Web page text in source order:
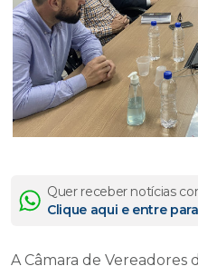
Quer receber notícias
Clique aqui e entre
A Câmara de Vereadores